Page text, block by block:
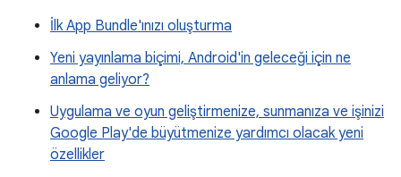
İlk App Bundle'ınızı oluşturma
Yeni yayınlama biçimi, Android'in geleceği için ne
anlama geliyor?
Uygulama ve oyun geliştirmenize, sunmanıza ve işinizi
Google Play'de büyütmenize yardımcı olacak yeni
özellikler